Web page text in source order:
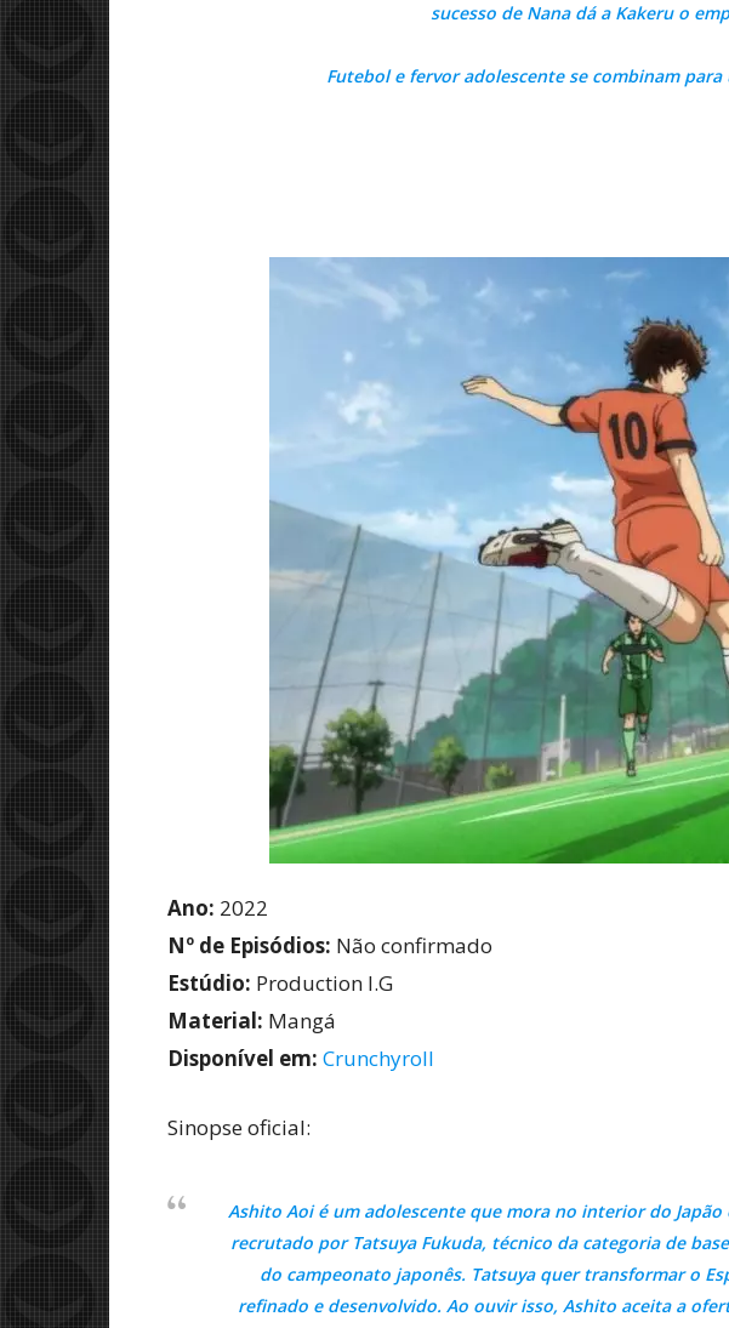
sucesso de Nana dá a Kakeru o
Futebol e fervor adolescente se combinam
Ano: 2022
Nº de Episódios: Não confirmado
Estúdio: Production I.G
Material: Mangá
Disponível em: Crunchyroll
Sinopse oficial:
Ashito Aoi é um adolescente que mora no interior do
recrutado por Tatsuya Fukuda, técnico da categoria de
do campeonato japonês. Tatsuya quer transformar o
refinado e desenvolvido. Ao ouvir isso, Ashito aceita a